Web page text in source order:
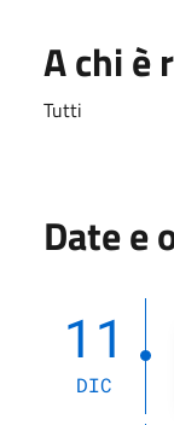
A chi è
Tutti
Date e
11
DIC